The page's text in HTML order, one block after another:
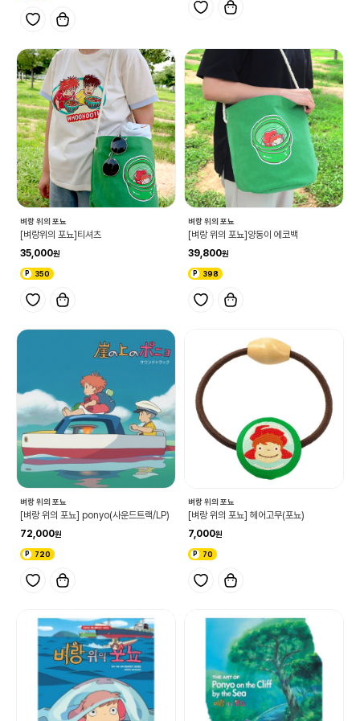
벼랑 위의 포뇨
[벼랑위의 포뇨]티셔츠
35,000
350
벼랑 위의 포뇨
[벼랑 위의 포뇨]양동이 에코백
39,800
398
벼랑 위의 포뇨
[벼랑 위의 포뇨] ponyo(사운드트랙/LP)
72,000
720
벼랑 위의 포뇨
[벼랑 위의 포뇨] 헤어고무(포뇨)
7,000
70